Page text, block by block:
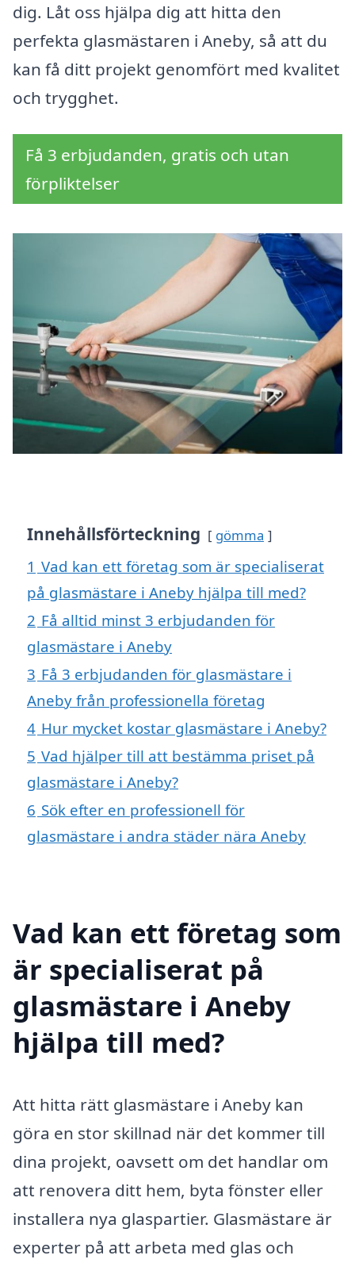
dig. Låt oss hjälpa dig att hitta den
perfekta glasmästaren i Aneby, så att du
kan få ditt projekt genomfört med kvalitet
och trygghet.
Få 3 erbjudanden, gratis och utan
förpliktelser
Innehållsförteckning gömma
1 Vad kan ett företag som är specialiserat
på glasmästare i Aneby hjälpa till med?
2 Få alltid minst 3 erbjudanden för
glasmästare i Aneby
3 Få 3 erbjudanden för glasmästare i
Aneby från professionella företag
4 Hur mycket kostar glasmästare i Aneby?
5 Vad hjälper till att bestämma priset på
glasmästare i Aneby?
6 Sök efter en professionell för
glasmästare i andra städer nära Aneby
Vad kan ett företag som
är specialiserat på
glasmästare i Aneby
hjälpa till med?
Att hitta rätt glasmästare i Aneby kan
göra en stor skillnad när det kommer till
dina projekt, oavsett om det handlar om
att renovera ditt hem, byta fönster eller
installera nya glaspartier. Glasmästare är
experter på att arbeta med glas och